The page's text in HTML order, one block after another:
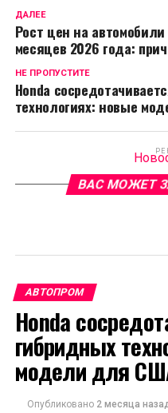
ДАЛЕЕ
Рост цен на
месяцев 2026 года:
НЕ ПРОПУСТИТЕ
Honda
технологиях: новые
ВАС МОЖЕТ
АВТОПРОМ
Honda
гибридных
модели для
Опубликовано 2 месяца